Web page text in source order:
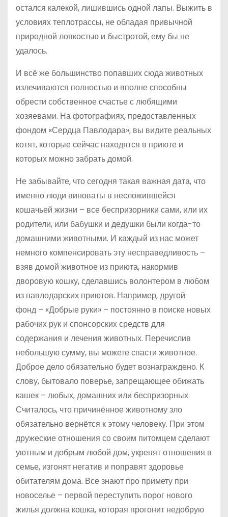
остался калекой, лишившись одной лапы. Выжить в
условиях теплотрассы, не обладая привычной
природной ловкостью и быстротой, ему бы не
удалось.
И всё же большинство попавших сюда животных
излечиваются полностью и вполне способны
обрести собственное счастье с любящими
хозяевами. На фотографиях, предоставленных
фондом «Сердца Павлодара», вы видите реальных
котят, которые сейчас находятся в приюте и
которых можно забрать домой.
Не забывайте, что сегодня такая важная дата, что
именно люди виноваты в несложившейся
кошачьей жизни – все беспризорники сами, или их
родители, или бабушки и дедушки были когда-то
домашними животными. И каждый из нас может
немного компенсировать эту несправедливость –
взяв домой животное из приюта, накормив
дворовую кошку, сделавшись волонтером в любом
из павлодарских приютов. Например, другой
фонд – «Добрые руки» – постоянно в поиске новых
рабочих рук и спонсорских средств для
содержания и лечения животных. Перечислив
небольшую сумму, вы можете спасти животное.
Доброе дело обязательно будет вознаграждено. К
слову, бытовало поверье, запрещающее обижать
кашек – любых, домашних или беспризорных.
Считалось, что причинённое животному зло
обязательно вернётся к этому человеку. При этом
дружеские отношения со своим питомцем сделают
уютным и добрым любой дом, укрепят отношения в
семье, изгонят негатив и поправят здоровье
обитателям дома. Все знают про примету при
новоселье – первой переступить порог нового
жилья должна кошка, которая прогонит недобрую